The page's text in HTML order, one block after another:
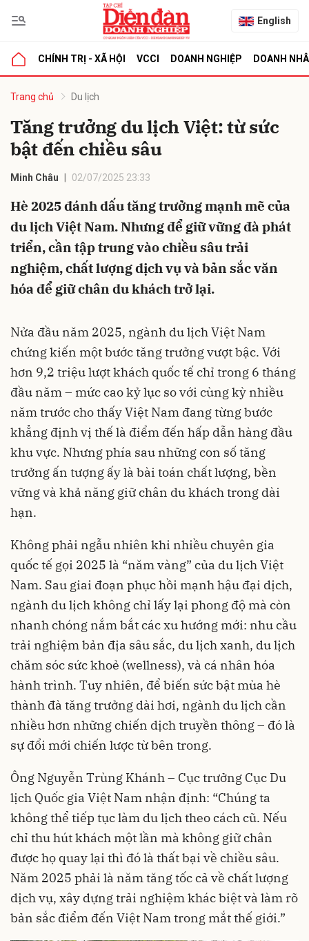
English
CHÍNH TRỊ - XÃ HỘI VCCI DOANH NGHIỆP DOANH
Trang chủ Du lịch
Tăng trưởng du lịch Việt: từ sức
bật đến chiều sâu
Minh Châu 02/07/2025 23:33
Hè 2025 đánh dấu tăng trưởng mạnh mẽ của
du lịch Việt Nam. Nhưng để giữ vững đà phát
triển, cần tập trung vào chiều sâu trải
nghiệm, chất lượng dịch vụ và bản sắc văn
hóa để giữ chân du khách trở lại.
Nửa đầu năm 2025, ngành du lịch Việt Nam
chứng kiến một bước tăng trưởng vượt bậc. Với
hơn 9,2 triệu lượt khách quốc tế chỉ trong 6 tháng
đầu năm – mức cao kỷ lục so với cùng kỳ nhiều
năm trước cho thấy Việt Nam đang từng bước
khẳng định vị thế là điểm đến hấp dẫn hàng đầu
khu vực. Nhưng phía sau những con số tăng
trưởng ấn tượng ấy là bài toán chất lượng, bền
vững và khả năng giữ chân du khách trong dài
hạn.
Không phải ngẫu nhiên khi nhiều chuyên gia
quốc tế gọi 2025 là “năm vàng” của du lịch Việt
Nam. Sau giai đoạn phục hồi mạnh hậu đại dịch,
ngành du lịch không chỉ lấy lại phong độ mà còn
nhanh chóng nắm bắt các xu hướng mới: nhu cầu
trải nghiệm bản địa sâu sắc, du lịch xanh, du lịch
chăm sóc sức khoẻ (wellness), và cá nhân hóa
hành trình. Tuy nhiên, để biến sức bật mùa hè
thành đà tăng trưởng dài hơi, ngành du lịch cần
nhiều hơn những chiến dịch truyền thông – đó là
sự đổi mới chiến lược từ bên trong.
Ông Nguyễn Trùng Khánh – Cục trưởng Cục Du
lịch Quốc gia Việt Nam nhận định: “Chúng ta
không thể tiếp tục làm du lịch theo cách cũ. Nếu
chỉ thu hút khách một lần mà không giữ chân
được họ quay lại thì đó là thất bại về chiều sâu.
Năm 2025 phải là năm tăng tốc cả về chất lượng
dịch vụ, xây dựng trải nghiệm khác biệt và làm rõ
bản sắc điểm đến Việt Nam trong mắt thế giới.”
luận
Hủy